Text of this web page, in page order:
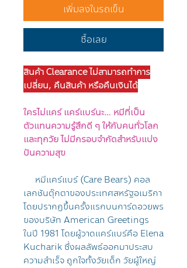
เพิ่มลงในรถเข็น
ซื้อเลย
สินค้า Clearance ไม่สามารถทำการ
เปลี่ยน, คืนสินค้า หรือคืนเงินได้
ใครไม่แคร์ แคร์แบร์นะ… หมีที่เป็น
ตัวแทนความรู้สึกดี ๆ ให้กับคนทั่วโลก
และทุกวัย ไม่มีกรอบจำกัดสำหรับแบ่ง
ปันความสุข
หมีแคร์แบร์ (Care Bears) คอล
เลกชันตุ๊กตาของประเทศสหรัฐอเมริกา
โดยปรากฏขึ้นครั้งแรกบนการ์ดอวยพร
ของบริษัท American Greetings
ในปี 1981 โดยผู้วาดแคร์แบร์คือ Elena
Kucharik ซึ่งผลลัพธ์ออกมาประสบ
ความสำเร็จ ถูกใจทั้งวัยเด็ก วัยผู้ใหญ่